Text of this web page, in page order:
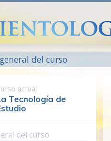
del curso
actual
Tecnología de
del curso